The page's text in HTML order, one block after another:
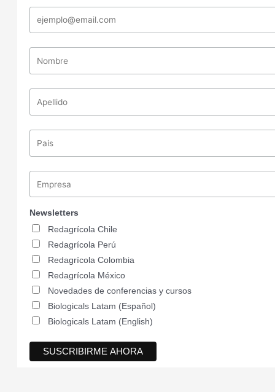
Newsletters
Redagrícola Chile
Redagrícola Perú
Redagrícola Colombia
Redagrícola México
Novedades de conferencias y cursos
Biologicals Latam (Español)
Biologicals Latam (English)